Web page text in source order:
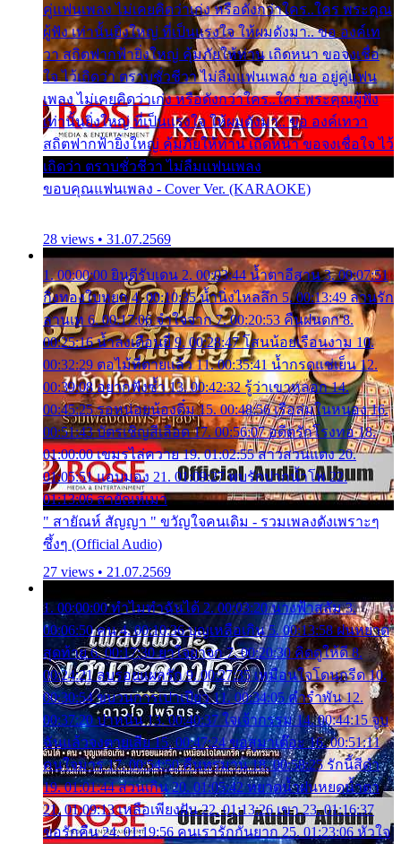
คู่แฟนเพลง ไม่เคยคิดว่าเก่ง หรือดังกว่าใคร..ใคร พระคุณ
ผู้ฟัง เท่านั้นยิ่งใหญ่ ที่เป็นแรงใจ ให้ผมดังมา.. ขอ องค์เท
วา สถิตฟากฟ้ายิ่งใหญ่ คุ้มภัยให้ท่าน เถิดหนา ขอจงเชื่อ
ใจ ไว้เถิดว่า ตราบชั่วชีวา ไม่ลืมแฟนเพลง ขอ อยู่คู่แฟน
เพลง ไม่เคยคิดว่าเก่ง หรือดังกว่าใคร..ใคร พระคุณผู้ฟัง
เท่านั้นยิ่งใหญ่ ที่เป็นแรงใจ ให้ผมดังมา.. ขอ องค์เทวา
สถิตฟากฟ้ายิ่งใหญ่ คุ้มภัยให้ท่าน เถิดหนา ขอจงเชื่อใจ ไว้
เถิดว่า ตราบชั่วชีวา ไม่ลืมแฟนเพลง
ขอบคุณแฟนเพลง - Cover Ver. (KARAOKE)
28 views • 31.07.2569
1. 00:00:00 ยินดีรับเดน 2. 00:03:44 น้ำตาอีสาน 3. 00:07:51
กิ่งทองใบหยก 4. 00:10:35 น้ำนิ่งไหลลึก 5. 00:13:49 ลานรัก
ลานเท 6. 00:17:06 จำใจจาก 7. 00:20:53 คืนฝนตก 8.
00:25:16 น้ำลงเดือนยี่ 9. 00:28:47 โสนน้อยเรือนงาม 10.
00:32:29 ตอไม้ที่ตายแล้ว 11. 00:35:41 น้ำกรดแช่เย็น 12.
00:39:08 อยากฟังซ้ำ 13. 00:42:32 รู้ว่าเขาหลอก 14.
00:45:25 รอหน่อยน้องติ๋ม 15. 00:48:56 เรือล่มในหนอง 16.
00:51:43 บัตรเชิญสีเลือด 17. 00:56:07 อดีตรักโรงทอ 18.
01:00:00 เขมรไล่ควาย 19. 01:02:55 สาวสวนแตง 20.
01:05:51 แอบมอง 21. 01:09:27 พบรักปากน้ำโพ 22.
01:13:06 สายัณห์เมา
" สายัณห์ สัญญา " ขวัญใจคนเดิม - รวมเพลงดังเพราะๆ
ซึ้งๆ (Official Audio)
27 views • 21.07.2569
1. 00:00:00 ทำไมทำฉันได้ 2. 00:03:20 นางฟ้าสลัม 3.
00:06:50 คน 4. 00:10:36 บุญเหลือเกิน 5. 00:13:58 ฝนหยาด
สุดท้าย 6. 00:17:30 ยาใจยาจก 7. 00:20:30 คิดดูให้ดี 8.
00:24:21 ลบรอยแผลรัก 9. 00:27:35 เหมือนใจโดนกรีด 10.
00:30:54 ขบวนการเปาเปียว 11. 00:34:05 คำรำพัน 12.
00:37:20 ปาหนัน 13. 00:40:37 ใจเจ้ากรรม 14. 00:44:15 จูบ
ฉันแล้วจงตายเสีย 15. 00:47:24 ขอสูมาเต๊อะ 16. 00:51:11
คนใจมาร 17. 00:54:50 คืนทรมาน 18. 00:58:25 รักนี้สีดำ
19. 01:01:44 ส่วนเกิน 20. 01:05:42 หยาดน้ำฝนหยดน้ำตา
21. 01:09:13 เหลือเพียงฝัน 22. 01:13:26 เขา 23. 01:16:37
ขอรักคืน 24. 01:19:56 คนเรารักกันยาก 25. 01:23:06 หัวใจ